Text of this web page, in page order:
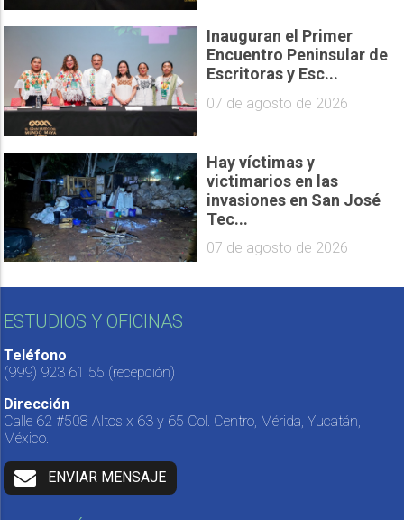
Inauguran el Primer
Encuentro Peninsular de
Escritoras y Esc...
07 de agosto de 2026
Hay víctimas y
victimarios en las
invasiones en San José
Tec...
07 de agosto de 2026
ESTUDIOS Y OFICINAS
Teléfono
(999) 923 61 55 (recepción)
Dirección
Calle 62 #508 Altos x 63 y 65 Col. Centro, Mérida, Yucatán,
México.
ENVIAR MENSAJE